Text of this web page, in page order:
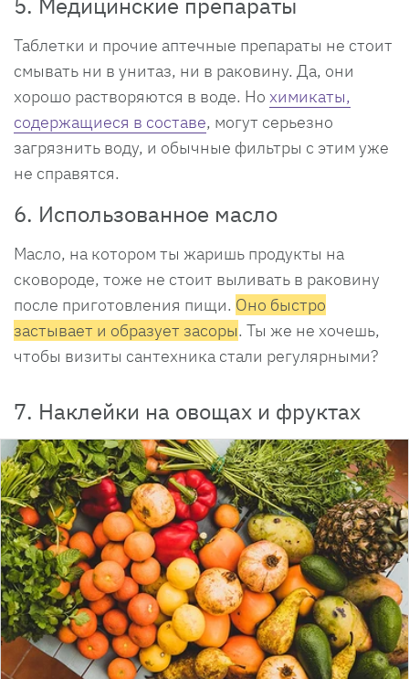
Таблетки и прочие аптечные препараты не стоит
смывать ни в унитаз, ни в раковину. Да, они
хорошо растворяются в воде. Но химикаты,
содержащиеся в составе, могут серьезно
загрязнить воду, и обычные фильтры с этим уже
не справятся.
6. Использованное масло
Масло, на котором ты жаришь продукты на
сковороде, тоже не стоит выливать в раковину
после приготовления пищи. Оно быстро
застывает и образует засоры. Ты же не хочешь,
чтобы визиты сантехника стали регулярными?
7. Наклейки на овощах и фруктах